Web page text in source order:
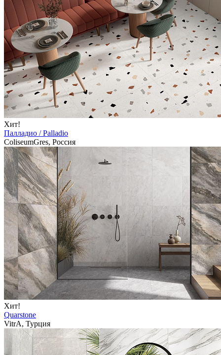
Хит!
Палладио / Palladio
ColiseumGres, Россия
Хит!
Quarstone
VitrA, Турция